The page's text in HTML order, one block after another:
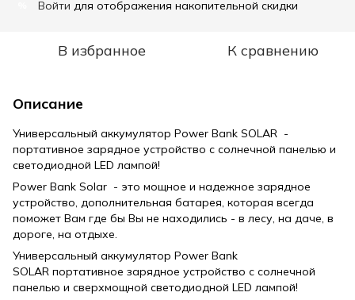
Войти для отображения накопительной скидки
В избранное К сравнению
Описание
Универсальный аккумулятор Power Bank SOLAR -
портативное зарядное устройство с солнечной панелью и
светодиодной LED лампой!
Power Bank Solar - это мощное и надежное зарядное
устройство, дополнительная батарея, которая всегда
поможет Вам где бы Вы не находились - в лесу, на даче, в
дороге, на отдыхе.
Универсальный аккумулятор Power Bank
SOLAR портативное зарядное устройство с солнечной
панелью и сверхмощной светодиодной LED лампой!